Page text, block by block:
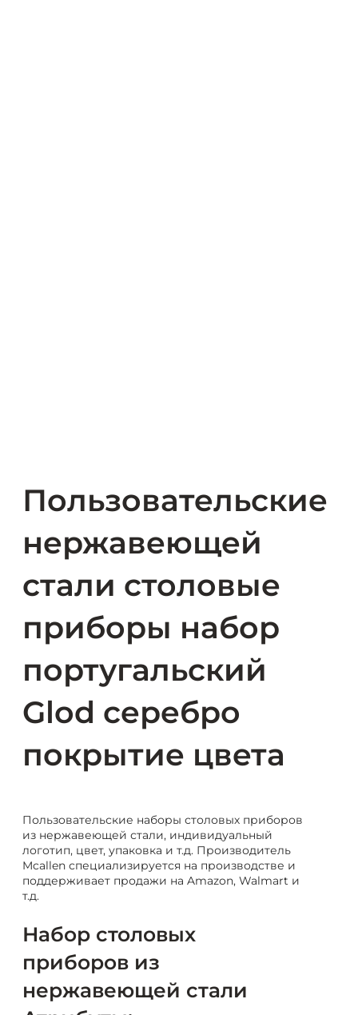
Пользовательские
нержавеющей
стали столовые
приборы набор
португальский
Glod серебро
покрытие цвета
Пользовательские наборы столовых приборов
из нержавеющей стали, индивидуальный
логотип, цвет, упаковка и т.д. Производитель
Mcallen специализируется на производстве и
поддерживает продажи на Amazon, Walmart и
т.д.
Набор столовых
приборов из
нержавеющей стали